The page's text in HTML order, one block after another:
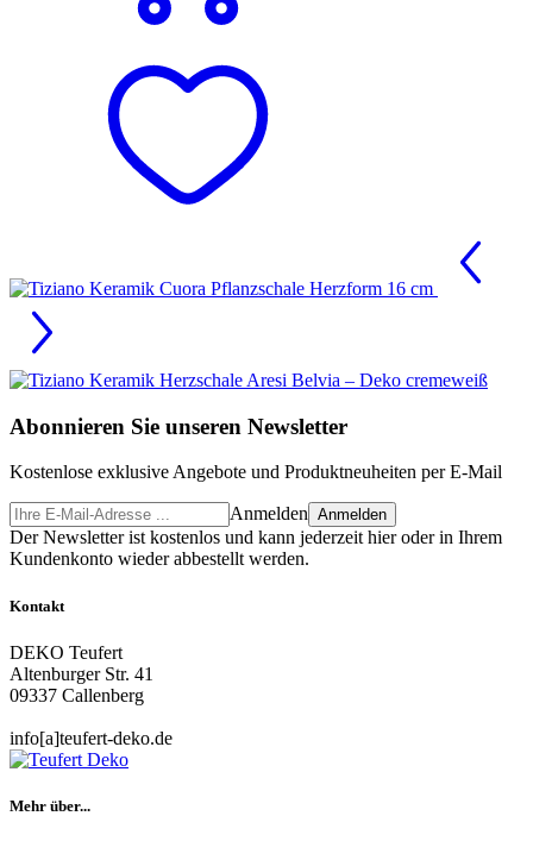
Abonnieren Sie unseren Newsletter
Kostenlose exklusive Angebote und Produktneuheiten per E-Mail
Anmelden Anmelden
Der Newsletter ist kostenlos und kann jederzeit hier oder in Ihrem
Kundenkonto wieder abbestellt werden.
Kontakt
DEKO Teufert
Altenburger Str. 41
09337 Callenberg
info[a]teufert-deko.de
Mehr über...